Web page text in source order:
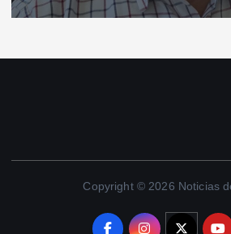
Copyright © 2026 Noticias